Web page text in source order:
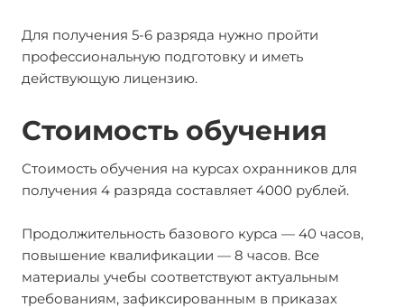
Для получения 5-6 разряда нужно пройти
профессиональную подготовку и иметь
действующую лицензию.
Стоимость обучения
Стоимость обучения на курсах охранников для
получения 4 разряда составляет 4000 рублей.
Продолжительность базового курса — 40 часов,
повышение квалификации — 8 часов. Все
материалы учебы соответствуют актуальным
требованиям, зафиксированным в приказах